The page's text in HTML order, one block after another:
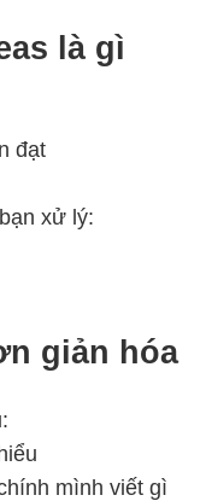
là gì
đạt
xử lý:
giản hóa
mình viết gì